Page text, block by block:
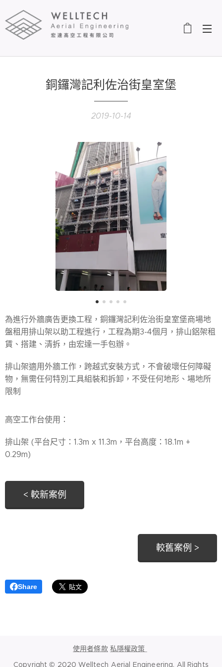
銅鑼灣記利佐治街皇室堡
2019-10-14
為進行外牆廣告更換工程，銅鑼灣記利佐治街皇室堡商場地
盤租用排山架以助工程進行，工程為期3-4個月，排山鋁架租
賃、搭建、清拆，由宏達一手包辦。
排山架適用外牆工作，跨越式安裝方式，不會破壞任何障礙
物，無需任何特別工具組裝和拆卸，不受任何地形、場地所
限制
高空工作台使用：
排山架 (平台尺寸：1.3m x 11.3m，平台高度：18.1m +
0.29m)
< 較新案例
較舊案例 >
Share
使用者條款 私隱權政策
Copyright © 2020 Welltech Aerial Engineering. All Rights